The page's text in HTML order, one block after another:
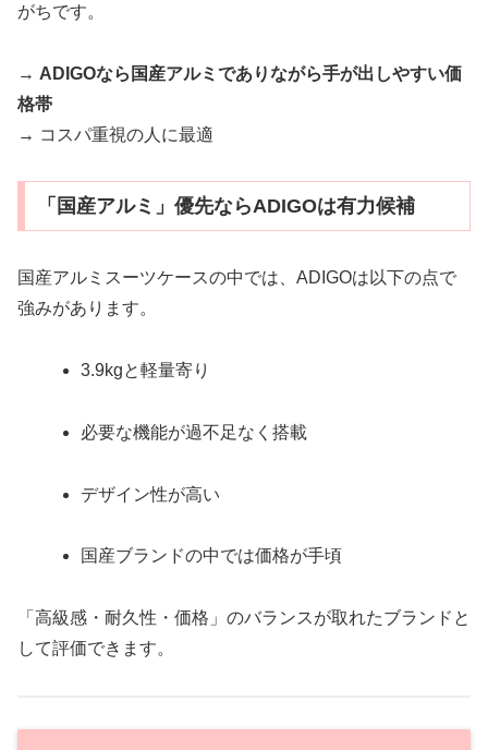
がちです。
→ ADIGOなら国産アルミでありながら手が出しやすい価
格帯
→ コスパ重視の人に最適
「国産アルミ」優先ならADIGOは有力候補
国産アルミスーツケースの中では、ADIGOは以下の点で
強みがあります。
3.9kgと軽量寄り
必要な機能が過不足なく搭載
デザイン性が高い
国産ブランドの中では価格が手頃
「高級感・耐久性・価格」のバランスが取れたブランドと
して評価できます。